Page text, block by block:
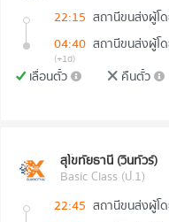
22:15 สถานีขนส่งผู้โ
04:40 สถานีขนส่งผู้โ
(+1d)
เลื่อนตั๋ว คืนตั๋ว
สุโขทัยธานี (วินทัวร์)
Basic Class (ป.1)
22:45 สถานีขนส่งผู้โ